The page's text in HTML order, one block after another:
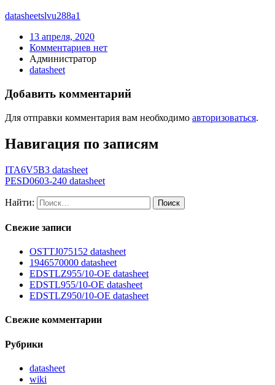
datasheetslvu288a1
13 апреля, 2020
Комментариев нет
Администратор
datasheet
Добавить комментарий
Для отправки комментария вам необходимо авторизоваться.
Навигация по записям
ITA6V5B3 datasheet
PESD0603-240 datasheet
Найти:
Свежие записи
OSTTJ075152 datasheet
1946570000 datasheet
EDSTLZ955/10-OE datasheet
EDSTL955/10-OE datasheet
EDSTLZ950/10-OE datasheet
Свежие комментарии
Рубрики
datasheet
wiki